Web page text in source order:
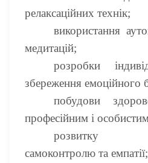
релаксаційних технік;
використання
медитацій;
розробки
збереження емоційного
побудови
професійним і
розвитку
самоконтролю та емпатії;